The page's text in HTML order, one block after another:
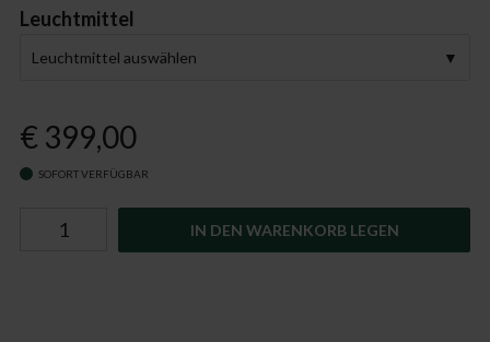
Leuchtmittel
Leuchtmittel auswählen
€ 399,00
SOFORT VERFÜGBAR
IN DEN WARENKORB LEGEN